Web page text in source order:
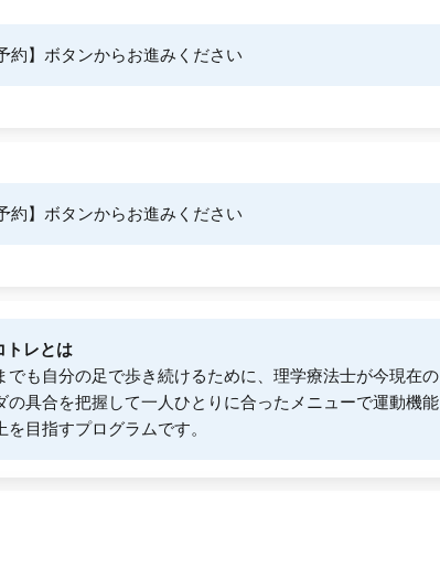
約】ボタンからお進みください
約】ボタンからお進みください
レとは
でも自分の足で歩き続けるために、理学療法士が今現在の
の具合を把握して一人ひとりに合ったメニューで運動機能
を目指すプログラムです。